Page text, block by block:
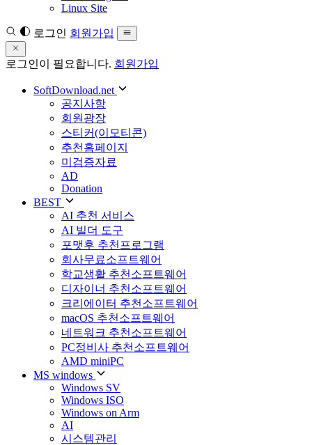
Linux Site
로그인 회원가입
로그인이 필요합니다. 회원가입
SoftDownload.net
공지사항
회원광장
스티커(이모티콘)
추천홈페이지
미검증자료
AD
Donation
BEST
AI 추천 서비스
AI 빌더 도구
포맷후 추천프로그램
회사무료소프트웨어
학교생활 추천소프트웨어
디자이너 추천소프트웨어
크리에이터 추천소프트웨어
macOS 추천소프트웨어
네트워크 추천소프트웨어
PC정비사 추천소프트웨어
AMD miniPC
MS windows
Windows SV
Windows ISO
Windows on Arm
AI
시스템관리